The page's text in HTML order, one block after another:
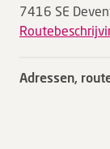
7416 SE
Adressen,